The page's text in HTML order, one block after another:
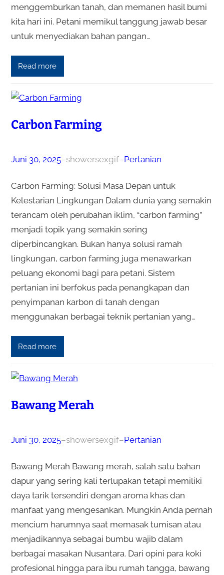
menggemburkan tanah, dan memanen hasil bumi
kita hari ini. Petani memikul tanggung jawab besar
untuk menyediakan bahan pangan…
Read more
Carbon Farming
Juni 30, 2025–showersexgif–Pertanian
Carbon Farming: Solusi Masa Depan untuk
Kelestarian Lingkungan Dalam dunia yang semakin
terancam oleh perubahan iklim, “carbon farming”
menjadi topik yang semakin sering
diperbincangkan. Bukan hanya solusi ramah
lingkungan, carbon farming juga menawarkan
peluang ekonomi bagi para petani. Sistem
pertanian ini berfokus pada penangkapan dan
penyimpanan karbon di tanah dengan
menggunakan berbagai teknik pertanian yang…
Read more
Bawang Merah
Juni 30, 2025–showersexgif–Pertanian
Bawang Merah Bawang merah, salah satu bahan
dapur yang sering kali terlupakan tetapi memiliki
daya tarik tersendiri dengan aroma khas dan
manfaat yang mengesankan. Mungkin Anda pernah
mencium harumnya saat memasak tumisan atau
menjadikannya sebagai bumbu wajib dalam
berbagai masakan Nusantara. Dari opini para koki
profesional hingga para ibu rumah tangga, bawang